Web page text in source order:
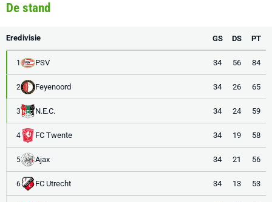
De stand
Eredivisie GS DS PT
1 PSV 34 56 84
2 Feyenoord 34 26 65
3 N.E.C. 34 24 59
4 FC Twente 34 19 58
5 Ajax 34 21 56
6 FC Utrecht 34 13 53